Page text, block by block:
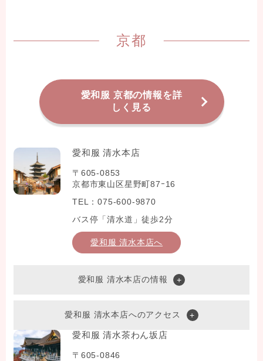
京都
愛和服 京都の情報を詳
しく見る
愛和服 清水本店
〒605-0853
京都市東山区星野町87ｰ16
TEL：075-600-9870
バス停「清水道」徒歩2分
愛和服 清水本店へ
愛和服 清水本店の情報
愛和服 清水本店へのアクセス
愛和服 清水茶わん坂店
〒605-0846